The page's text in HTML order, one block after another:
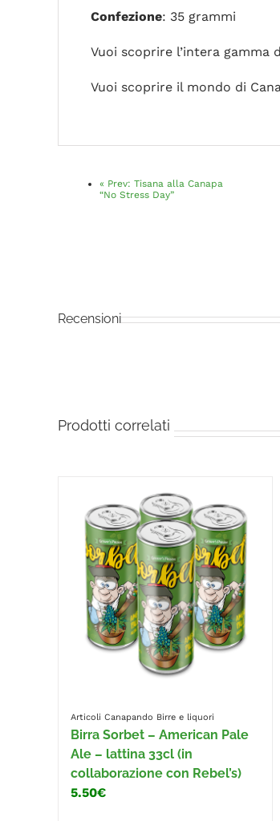
Confezione: 35 grammi
Vuoi scoprire l’intera gamma
Vuoi scoprire il mondo di
« Prev: Tisana alla Canapa
“No Stress Day”
Recensioni
Prodotti correlati
Articoli Canapando Birre e liquori
Birra Sorbet – American Pale
Ale – lattina 33cl (in
collaborazione con Rebel’s)
5.50€